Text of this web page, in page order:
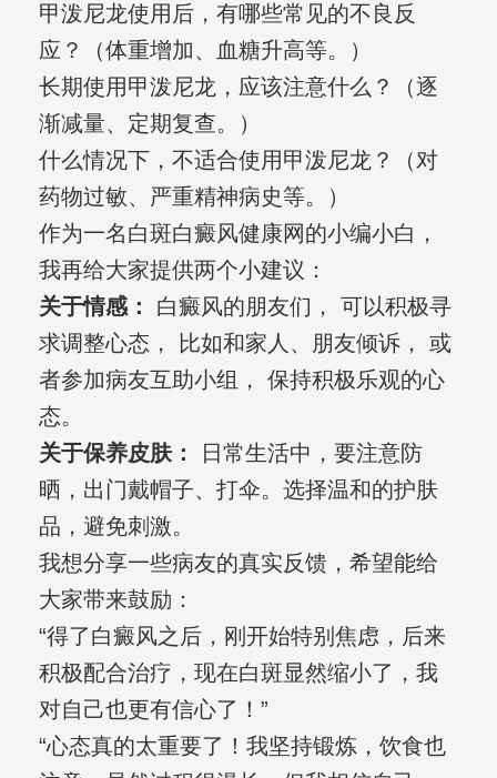
甲泼尼龙使用后，有哪些常见的不良反
应？（体重增加、血糖升高等。）
长期使用甲泼尼龙，应该注意什么？（逐
渐减量、定期复查。）
什么情况下，不适合使用甲泼尼龙？（对
药物过敏、严重精神病史等。）
作为一名白斑白癜风健康网的小编小白，
我再给大家提供两个小建议：
关于情感：
白癜风的朋友们， 可以积极寻
求调整心态， 比如和家人、朋友倾诉， 或
者参加病友互助小组， 保持积极乐观的心
态。
关于保养皮肤：
日常生活中，要注意防
晒，出门戴帽子、打伞。选择温和的护肤
品，避免刺激。
我想分享一些病友的真实反馈，希望能给
大家带来鼓励：
“得了白癜风之后，刚开始特别焦虑，后来
积极配合治疗，现在白斑显然缩小了，我
对自己也更有信心了！”
“心态真的太重要了！我坚持锻炼，饮食也